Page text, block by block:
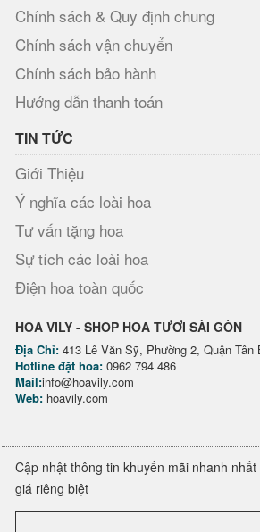
Chính sách & Quy định chung
Chính sách vận chuyển
Chính sách bảo hành
Hướng dẫn thanh toán
TIN TỨC
Giới Thiệu
Ý nghĩa các loài hoa
Tư vấn tặng hoa
Sự tích các loài hoa
Điện hoa toàn quốc
HOA VILY - SHOP HOA TƯƠI SÀI GÒN
Địa Chỉ: 413 Lê Văn Sỹ, Phường 2, Quận Tân
Hotline đặt hoa: 0962 794 486
Mail:info@hoavily.com
Web: hoavily.com
Cập nhật thông tin khuyến mãi nhanh
giá riêng biệt